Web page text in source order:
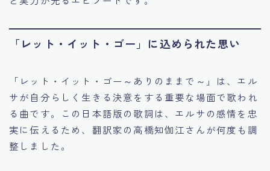
「レット・イット・ゴー」に込められた思い
「レット・イット・ゴー～ありのままで～」は、エル
サが自分らしく生きる決意をする重要な場面で歌われ
る曲です。この日本語版の歌詞は、エルサの感情を忠
実に伝えるため、翻訳家の高橋知伽江さんが何度も調
整しました。